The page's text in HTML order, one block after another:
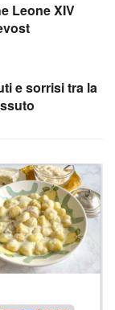
Leone XIV
e sorrisi tra la